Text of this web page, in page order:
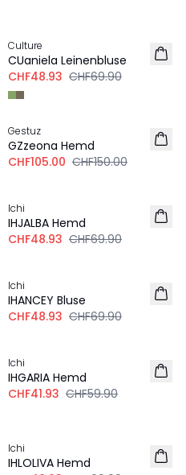
LEINEN
Culture
CUaniela Leinenbluse
CHF48.93 CHF69.90
LEINEN
-30%
Gestuz
GZzeona Hemd
CHF105.00 CHF150.00
Ichi
IHJALBA Hemd
CHF48.93 CHF69.90
Ichi
IHANCEY Bluse
CHF48.93 CHF69.90
Ichi
IHGARIA Hemd
CHF41.93 CHF59.90
Ichi
IHLOLIVA Hemd